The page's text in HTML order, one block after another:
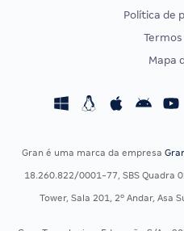
CONCURSOS POR PROFISSÃO
Concursos Fiscais
Política de
Mapa
Gran é uma marca da empresa
18.260.822/0001-77, SBS Quadra
Tower, Sala 201, 2º Andar, Asa